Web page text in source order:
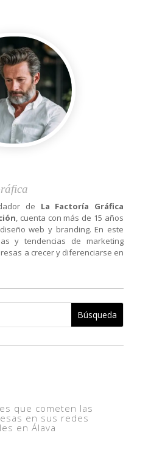
de La Factoría Gráfica
, cuenta con más de 15 años
web y branding. En este
y tendencias de marketing
a crecer y diferenciarse en
que cometen las
en sus redes
en Álava